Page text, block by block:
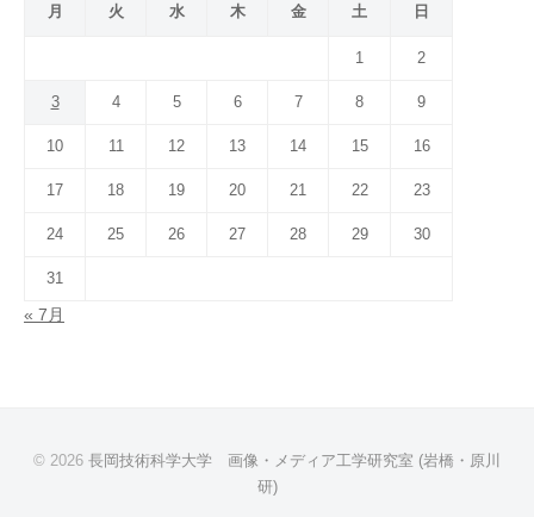
月 火 水 木 金 土 日
1 2
3 4 5 6 7 8 9
10 11 12 13 14 15 16
17 18 19 20 21 22 23
24 25 26 27 28 29 30
31
« 7月
© 2026 長岡技術科学大学 画像・メディア工学研究室 (岩橋・原川
研)